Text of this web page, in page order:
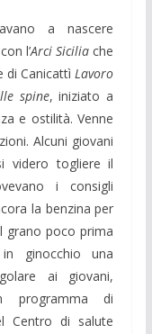
a nascere
l’Arci Sicilia che
di CanicattìLavoro
spine, iniziato a
e ostilità. Venne
Alcuni giovani
videro togliere il
i consigli
la benzina per
grano poco prima
ginocchio una
ai giovani,
programma di
Centro di salute